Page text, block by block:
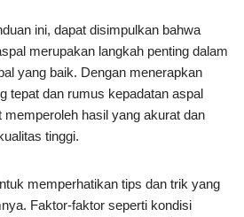
ini, dapat disimpulkan bahwa
merupakan langkah penting dalam
yang baik. Dengan menerapkan
tepat dan rumus kepadatan aspal
memperoleh hasil yang akurat dan
tinggi.
memperhatikan tips dan trik yang
Faktor-faktor seperti kondisi